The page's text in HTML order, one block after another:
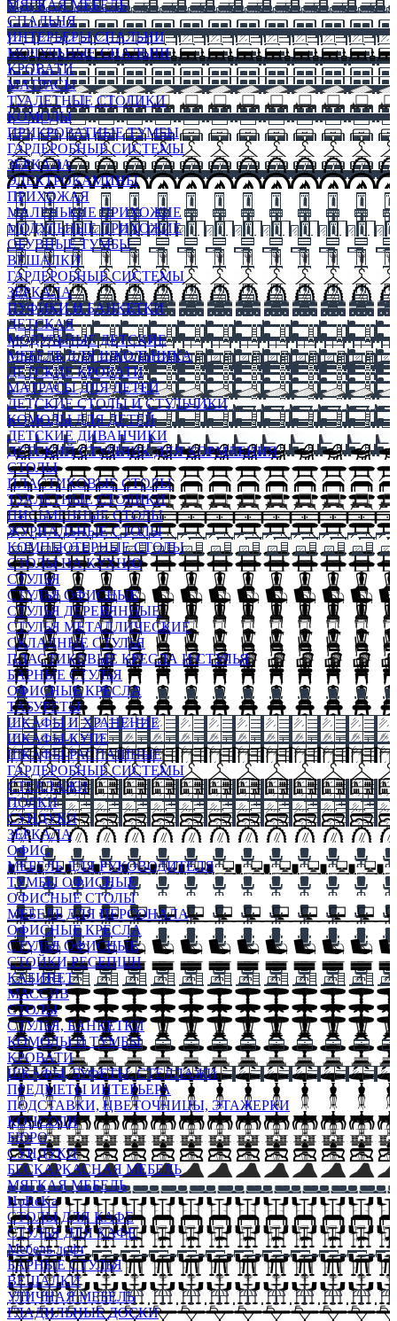
МЯГКАЯ МЕБЕЛЬ
СПАЛЬНЯ
ИНТЕРЬЕРЫ СПАЛЬНИ
МОДУЛЬНЫЕ СПАЛЬНИ
КРОВАТИ
МАТРАСЫ
ТУАЛЕТНЫЕ СТОЛИКИ
КОМОДЫ
ПРИКРОВАТНЫЕ ТУМБЫ
ГАРДЕРОБНЫЕ СИСТЕМЫ
ЗЕРКАЛА
ЭЛЕКТРОКАМИНЫ
ПРИХОЖАЯ
МАЛЕНЬКИЕ ПРИХОЖИЕ
МОДУЛЬНЫЕ ПРИХОЖИЕ
ОБУВНЫЕ ТУМБЫ
ВЕШАЛКИ
ГАРДЕРОБНЫЕ СИСТЕМЫ
ЗЕРКАЛА
ПУФИКИ И БАНКЕТКИ
ДЕТСКАЯ
МОДУЛЬНЫЕ ДЕТСКИЕ
МЕБЕЛЬ ДЛЯ ШКОЛЬНИКА
ДЕТСКИЕ КРОВАТИ
МАТРАСЫ ДЛЯ ДЕТЕЙ
ДЕТСКИЕ СТОЛЫ И СТУЛЬЧИКИ
КОМОДЫ ДЛЯ ДЕТЕЙ
ДЕТСКИЕ ДИВАНЧИКИ
ДЕТСКИЙ СТУЛЬЧИК ДЛЯ КОРМЛЕНИЯ
СТОЛЫ
ПЛАСТИКОВЫЕ СТОЛЫ
ТУАЛЕТНЫЕ СТОЛИКИ
ПИСЬМЕННЫЕ СТОЛЫ
ЖУРНАЛЬНЫЕ СТОЛЫ
КОМПЬЮТЕРНЫЕ СТОЛЫ
СТОЛЫ НА КУХНЮ
СТУЛЬЯ
СТУЛЬЯ ОФИСНЫЕ
СТУЛЬЯ ДЕРЕВЯННЫЕ
СТУЛЬЯ МЕТАЛЛИЧЕСКИЕ
СКЛАДНЫЕ СТУЛЬЯ
ПЛАСТИКОВЫЕ КРЕСЛА И СТУЛЬЯ
БАРНЫЕ СТУЛЬЯ
ОФИСНЫЕ КРЕСЛА
ТАБУРЕТЫ
ШКАФЫ И ХРАНЕНИЕ
ШКАФЫ-КУПЕ
ШКАФЫ-РАСПАШНЫЕ
ГАРДЕРОБНЫЕ СИСТЕМЫ
СТЕЛЛАЖИ
ПОЛКИ
СУНДУКИ
ЗЕРКАЛА
ОФИС
МЕБЕЛЬ ДЛЯ РУКОВОДИТЕЛЯ
ТУМБЫ ОФИСНЫЕ
ОФИСНЫЕ СТОЛЫ
МЕБЕЛЬ ДЛЯ ПЕРСОНАЛА
ОФИСНЫЕ КРЕСЛА
СТУЛЬЯ ОФИСНЫЕ
СТОЙКИ РЕСЕПШН
КАБИНЕТ
МАССИВ
СТОЛЫ
СТУЛЬЯ, БАНКЕТКИ
КОМОДЫ И ТУМБЫ
КРОВАТИ
ШКАФЫ, БУФЕТЫ, СТЕЛЛАЖИ
ПРЕДМЕТЫ ИНТЕРЬЕРА
ПОДСТАВКИ, ЦВЕТОЧНИЦЫ, ЭТАЖЕРКИ
КОНСОЛИ
БЮРО
СУНДУКИ
БЕСКАРКАСНАЯ МЕБЕЛЬ
МЯГКАЯ МЕБЕЛЬ
HoReKa
СТОЛЫ ДЛЯ КАФЕ
СТУЛЬЯ ДЛЯ КАФЕ
Мебель лофт
БАРНЫЕ СТУЛЬЯ
ВЕШАЛКИ
УЛИЧНАЯ МЕБЕЛЬ
ГЛАДИЛЬНЫЕ ДОСКИ